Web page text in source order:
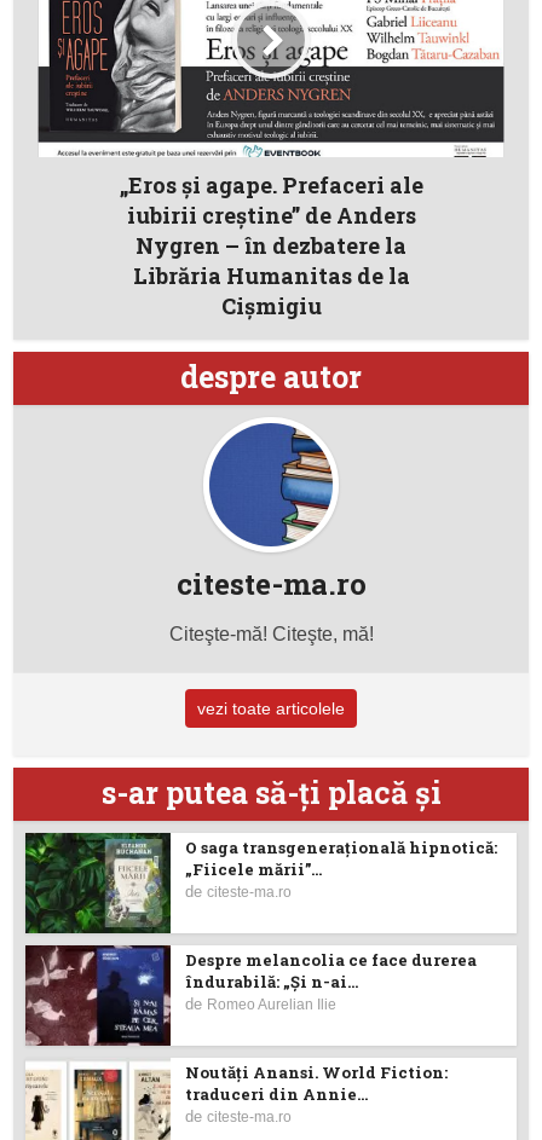
„Eros și agape. Prefaceri ale
iubirii creștine” de Anders
Nygren – în dezbatere la
Librăria Humanitas de la
Cișmigiu
despre autor
citeste-ma.ro
Citeşte-mă! Citeşte, mă!
vezi toate articolele
s-ar putea să-ţi placă şi
O saga transgenerațională hipnotică:
„Fiicele mării”...
deciteste-ma.ro
Despre melancolia ce face durerea
îndurabilă: „Și n-ai...
de Romeo Aurelian Ilie
Noutăţi Anansi. World Fiction:
traduceri din Annie...
deciteste-ma.ro